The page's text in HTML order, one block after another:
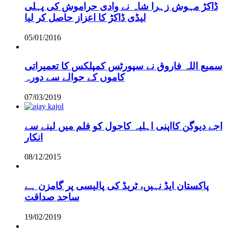
ڈاکڑ مہوش زہرا شاہ نے وادی حراموش کی پہلی
لیڈی ڈاکڑ کا اعزاز حاصل کر لیا
05/01/2016
سمیع اللہ فاروق نے سپورٹس کمپلکس کا تعمیراتی
کاموں کے حوالے سے دورہ
07/03/2019
اجے دیوگن کااپنی اہلیہ کاجول کو فلم میں لینے سے
انکار
08/12/2015
پاکستان ایڈ نہیں، ٹریڈ کی پالیسی پر گامزن ہے
ساجد صداقت
19/02/2019